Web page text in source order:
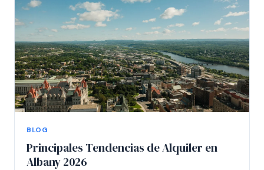
BLOG
Principales Tendencias de Alquiler en
Albany 2026